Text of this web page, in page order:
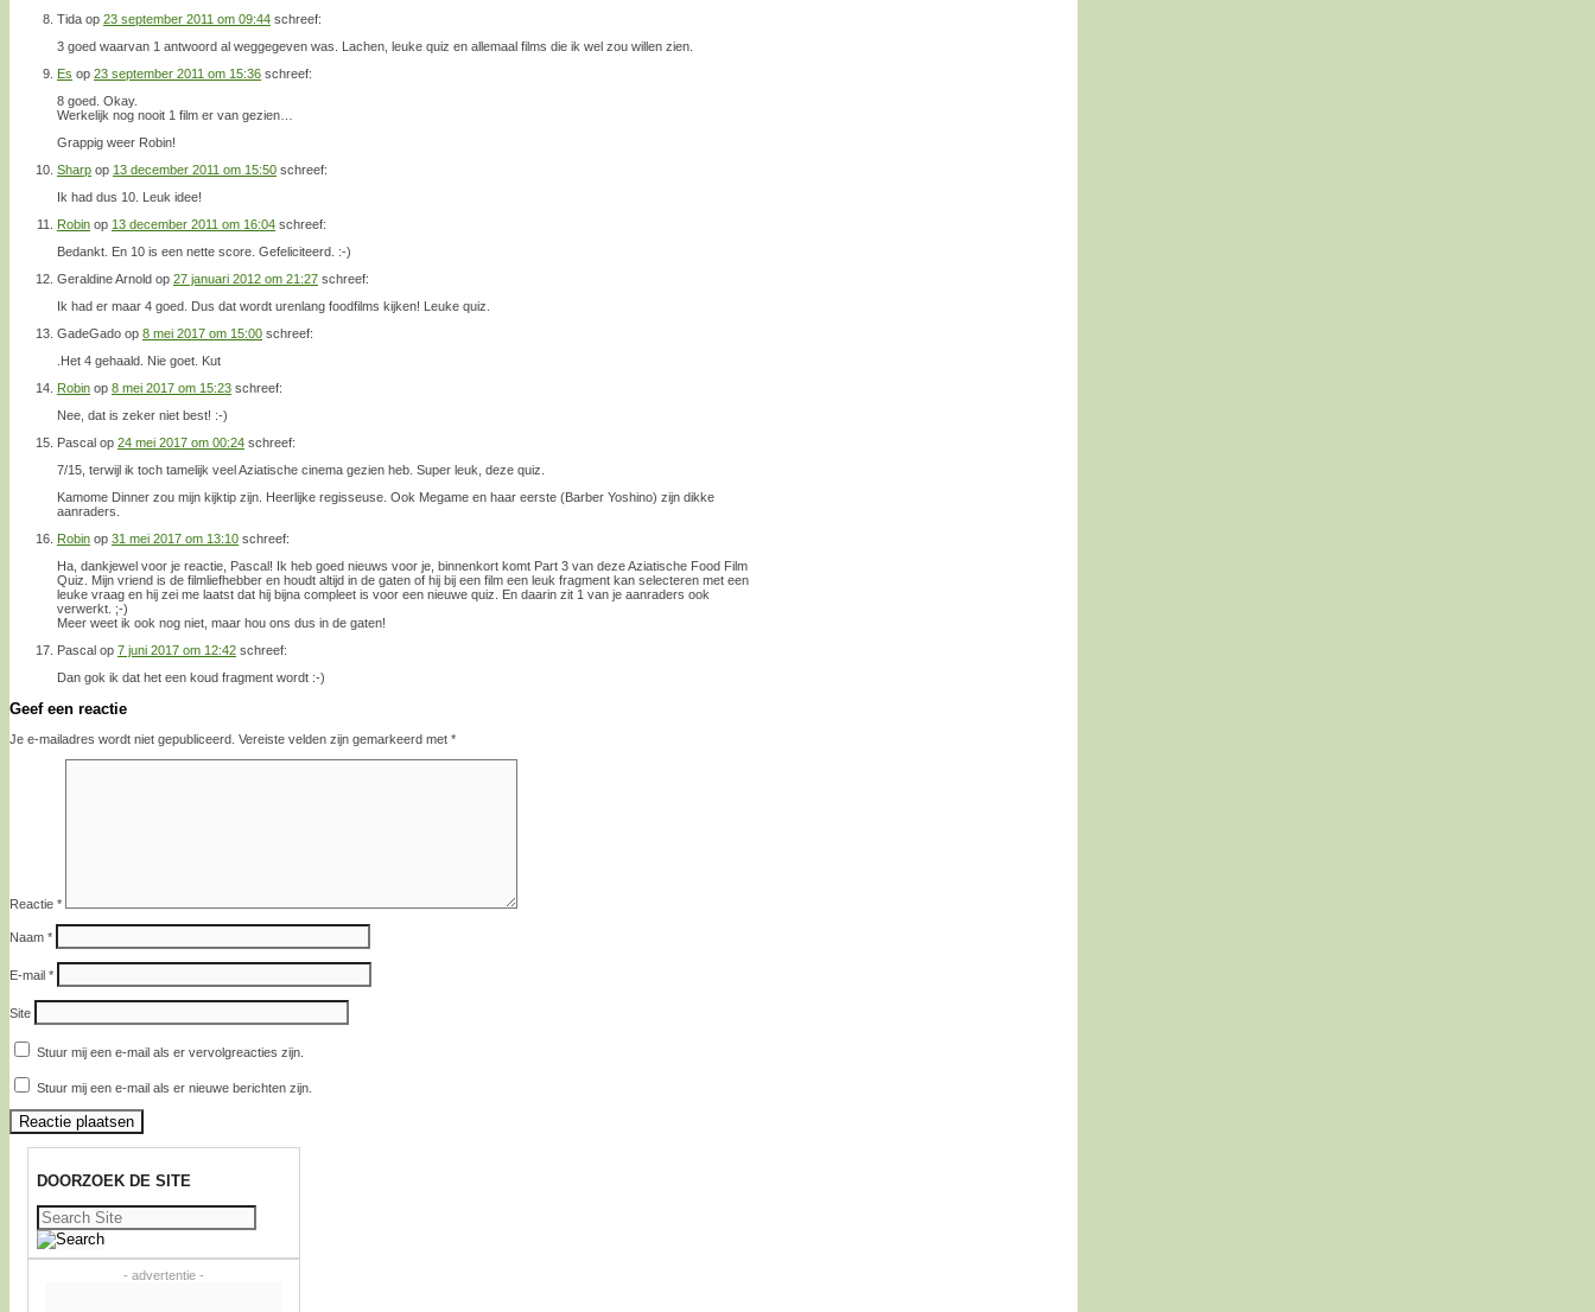
Tida op 23 september 2011 om 09:44 schreef:
3 goed waarvan 1 antwoord al weggegeven was. Lachen, leuke quiz en allemaal films die ik wel zou willen zien.
Es op 23 september 2011 om 15:36 schreef:
8 goed. Okay.
Werkelijk nog nooit 1 film er van gezien…
Grappig weer Robin!
Sharp op 13 december 2011 om 15:50 schreef:
Ik had dus 10. Leuk idee!
Robin op 13 december 2011 om 16:04 schreef:
Bedankt. En 10 is een nette score. Gefeliciteerd. :-)
Geraldine Arnold op 27 januari 2012 om 21:27 schreef:
Ik had er maar 4 goed. Dus dat wordt urenlang foodfilms kijken! Leuke quiz.
GadeGado op 8 mei 2017 om 15:00 schreef:
.Het 4 gehaald. Nie goet. Kut
Robin op 8 mei 2017 om 15:23 schreef:
Nee, dat is zeker niet best! :-)
Pascal op 24 mei 2017 om 00:24 schreef:
7/15, terwijl ik toch tamelijk veel Aziatische cinema gezien heb. Super leuk, deze quiz.
Kamome Dinner zou mijn kijktip zijn. Heerlijke regisseuse. Ook Megame en haar eerste (Barber Yoshino) zijn dikke
aanraders.
Robin op 31 mei 2017 om 13:10 schreef:
Ha, dankjewel voor je reactie, Pascal! Ik heb goed nieuws voor je, binnenkort komt Part 3 van deze Aziatische Food Film
Quiz. Mijn vriend is de filmliefhebber en houdt altijd in de gaten of hij bij een film een leuk fragment kan selecteren met een
leuke vraag en hij zei me laatst dat hij bijna compleet is voor een nieuwe quiz. En daarin zit 1 van je aanraders ook
verwerkt. ;-)
Meer weet ik ook nog niet, maar hou ons dus in de gaten!
Pascal op 7 juni 2017 om 12:42 schreef:
Dan gok ik dat het een koud fragment wordt :-)
Geef een reactie
Je e-mailadres wordt niet gepubliceerd. Vereiste velden zijn gemarkeerd met *
Reactie *
Naam *
E-mail *
Site
Stuur mij een e-mail als er vervolgreacties zijn.
Stuur mij een e-mail als er nieuwe berichten zijn.
DOORZOEK DE SITE
Zoeken
naar:
- advertentie -